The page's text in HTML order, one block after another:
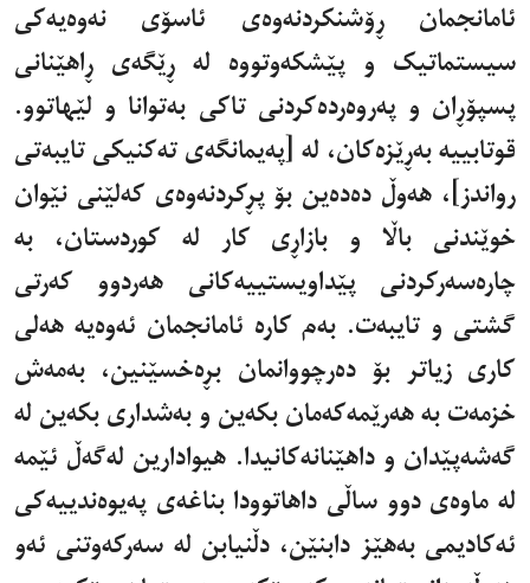
ئامانجمان ڕۆشنکردنەوەی ئاسۆی نەوەیەکی
سیستماتیک و پێشکەوتووە لە ڕێگەی ڕاهێنانی
پسپۆڕان و پەروەردەکردنی تاکی بەتوانا و لێهاتوو.
قوتابییە بەڕێزەکان، لە [پەیمانگەی تەکنیکی تایبەتی
رواندز]، هەوڵ دەدەین بۆ پڕکردنەوەی کەلێنی نێوان
خوێندنی باڵا و بازاڕی کار لە کوردستان، بە
چارەسەرکردنی پێداویستییەکانی هەردوو کەرتی
گشتی و تایبەت. بەم کارە ئامانجمان ئەوەیە هەلی
کاری زیاتر بۆ دەرچووانمان بڕەخسێنین، بەمەش
خزمەت بە هەرێمەکەمان بکەین و بەشداری بکەین لە
گەشەپێدان و داهێنانەکانیدا. هیوادارین لەگەڵ ئێمە
لە ماوەی دوو ساڵی داهاتوودا بناغەی پەیوەندییەکی
ئەکادیمی بەهێز دابنێن، دڵنیابن لە سەرکەوتنی ئەو